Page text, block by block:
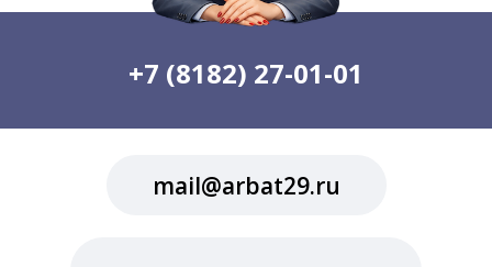
mail@arbat29.ru
+7 (8182) 27-01-01